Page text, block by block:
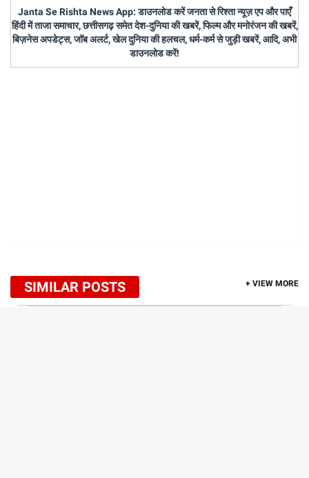
Janta Se Rishta News App: डाउनलोड करें जनता से रिश्ता न्यूज़ एप और पाएँ
हिंदी में ताजा समाचार, छत्तीसगढ़ समेत देश-दुनिया की खबरें, फिल्म और मनोरंजन की खबरें,
बिज़नेस अपडेट्स, जॉब अलर्ट, खेल दुनिया की हलचल, धर्म-कर्म से जुड़ी खबरें, आदि, अभी
डाउनलोड करें!
SIMILAR POSTS + VIEW MORE